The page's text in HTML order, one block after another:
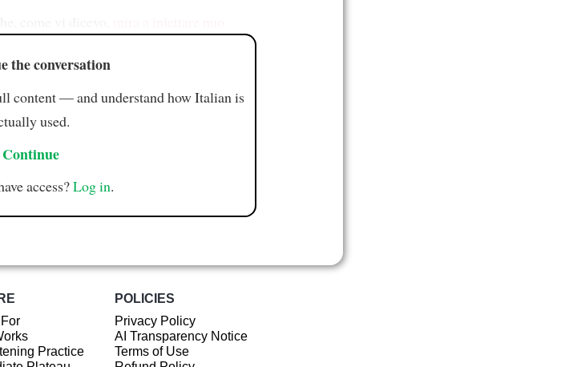
the conversation
content — and understand how Italian is
used.
Continue
access?Log in.
Practice
POLICIES
Privacy Policy
AI Transparency Notice
Terms of Use